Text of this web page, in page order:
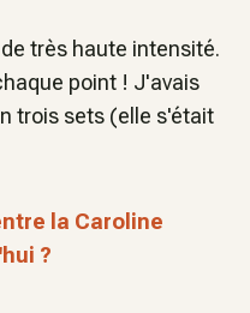
très haute intensité.
point ! J'avais
trois sets (elle s'était
la Caroline
?